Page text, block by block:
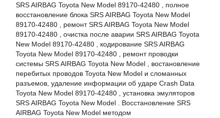
SRS AIRBAG Toyota New Model 89170-42480 , полное
восстановление блока SRS AIRBAG Toyota New Model
89170-42480 , ремонт SRS AIRBAG Toyota New Model
89170-42480 , очистка после аварии SRS AIRBAG Toyota
New Model 89170-42480 , кодирование SRS AIRBAG
Toyota New Model 89170-42480 , ремонт проводки
системы SRS AIRBAG Toyota New Model , востановление
перебитых проводов Toyota New Model и сломанных
разъемов, удаление информации об ударе Crash Data
Toyota New Model 89170-42480 , установка эмуляторов
SRS AIRBAG Toyota New Model . Восстановление SRS
AIRBAG Toyota New Model методом